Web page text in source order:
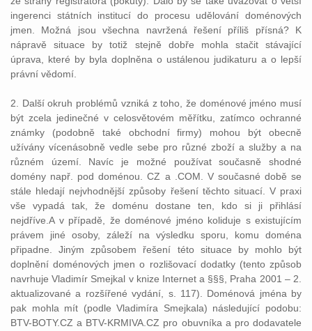
ingerenci státních institucí do procesu udělování doménových
jmen. Možná jsou všechna navržená řešení příliš přísná? K
nápravě situace by totiž stejně dobře mohla stačit stávající
úprava, které by byla doplněna o ustálenou judikaturu a o lepší
právní vědomí.
2. Další okruh problémů vzniká z toho, že doménové jméno musí
být zcela jedinečné v celosvětovém měřítku, zatímco ochranné
známky (podobně také obchodní firmy) mohou být obecně
užívány vícenásobně vedle sebe pro různé zboží a služby a na
různém území. Navíc je možné používat současně shodné
domény např. pod doménou. CZ a .COM. V současné době se
stále hledají nejvhodnější způsoby řešení těchto situací. V praxi
vše vypadá tak, že doménu dostane ten, kdo si ji přihlásí
nejdříve.A v případě, že doménové jméno koliduje s existujícím
právem jiné osoby, záleží na výsledku sporu, komu doména
připadne. Jiným způsobem řešení této situace by mohlo být
doplnění doménových jmen o rozlišovací dodatky (tento způsob
navrhuje Vladimír Smejkal v knize Internet a §§§, Praha 2001 – 2.
aktualizované a rozšířené vydání, s. 117). Doménová jména by
pak mohla mít (podle Vladimíra Smejkala) následující podobu:
BTV-BOTY.CZ a BTV-KRMIVA.CZ pro obuvníka a pro dodavatele